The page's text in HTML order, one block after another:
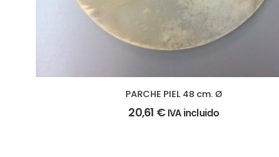
PARCHE PIEL 48 cm. Ø
20,61 € IVA incluido